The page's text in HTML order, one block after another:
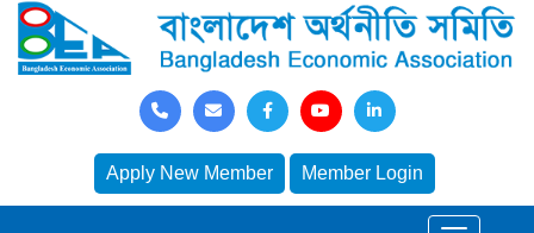
Apply New Member Member Login